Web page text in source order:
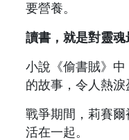
要營養。
讀書，就是對靈魂
小說《偷書賊》
的故事，令人熱淚
戰爭期間，莉賽
活在一起。